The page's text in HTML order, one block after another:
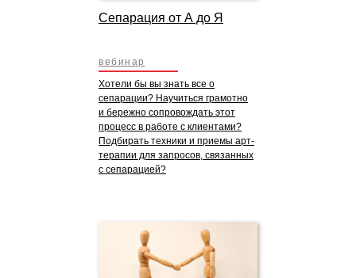
вебинар
Хотели бы вы знать все о
сепарации? Научиться грамотно
и бережно сопровождать этот
процесс в работе с клиентами?
Подбирать техники и приемы арт-
терапии для запросов, связанных
с сепарацией?
Сепарация от А до Я